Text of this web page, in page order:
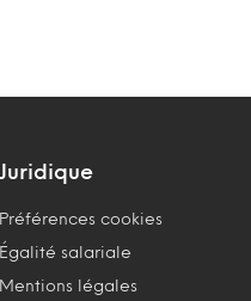
Juridique
Préférences cookies
Égalité salariale
Mentions légales